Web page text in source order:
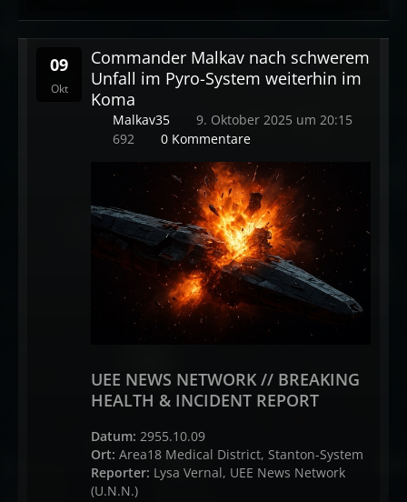
09
Okt
Commander Malkav nach schwerem
Unfall im Pyro-System weiterhin im
Koma
Malkav35
9. Oktober 2025 um 20:15
692
0 Kommentare
UEE NEWS NETWORK // BREAKING
HEALTH & INCIDENT REPORT
Datum: 2955.10.09
Ort: Area18 Medical District, Stanton-System
Reporter: Lysa Vernal, UEE News Network
(U.N.N.)